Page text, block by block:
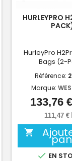
HURLEYPRO
HurleyPro
Bags (2-
Référence:
Marque:
Prix
133,76 €
111,47 €

 EN